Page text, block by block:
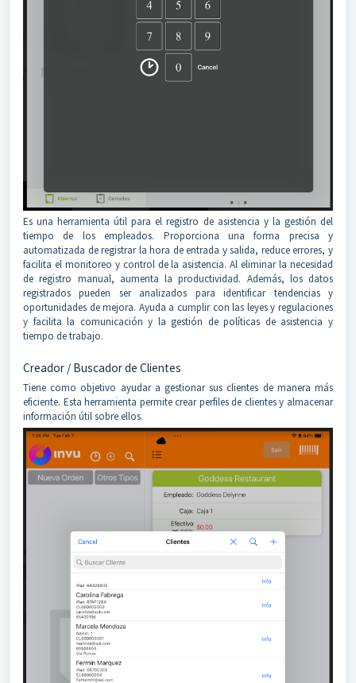
Es una herramienta útil para el registro de asistencia y la gestión del
tiempo de los empleados. Proporciona una forma precisa y
automatizada de registrar la hora de entrada y salida, reduce errores, y
facilita el monitoreo y control de la asistencia. Al eliminar la necesidad
de registro manual, aumenta la productividad. Además, los datos
registrados pueden ser analizados para identificar tendencias y
oportunidades de mejora. Ayuda a cumplir con las leyes y regulaciones
y facilita la comunicación y la gestión de políticas de asistencia y
tiempo de trabajo.
Creador / Buscador de Clientes
Tiene como objetivo ayudar a gestionar sus clientes de manera más
eficiente. Esta herramienta permite crear perfiles de clientes y almacenar
información útil sobre ellos.